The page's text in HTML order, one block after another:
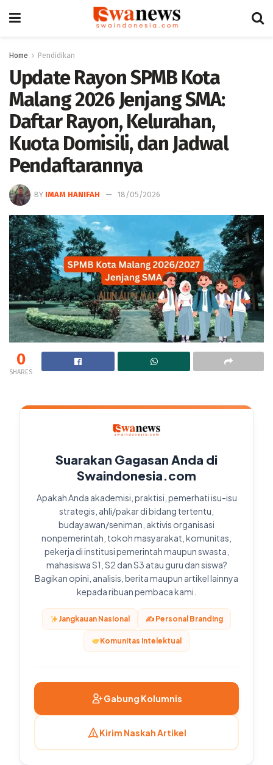
Home Pendidikan
Update Rayon SPMB Kota
Malang 2026 Jenjang SMA:
Daftar Rayon, Kelurahan,
Kuota Domisili, dan Jadwal
Pendaftarannya
BY IMAM HANIFAH 18/05/2026
0
SHARES
Suarakan Gagasan Anda di
Swaindonesia.com
Apakah Anda akademisi, praktisi, pemerhati isu-isu
strategis, ahli/pakar di bidang tertentu,
budayawan/seniman, aktivis organisasi
nonpemerintah, tokoh masyarakat, komunitas,
pekerja di institusi pemerintah maupun swasta,
mahasiswa S1, S2 dan S3 atau guru dan siswa?
Bagikan opini, analisis, berita maupun artikel lainnya
kepada ribuan pembaca kami.
Jangkauan Nasional ✍️ Personal Branding
Komunitas Intelektual
Gabung Kolumnis
Kirim Naskah Artikel